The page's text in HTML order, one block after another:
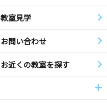
教室見学
お問い合わせ
お近くの教室を探す